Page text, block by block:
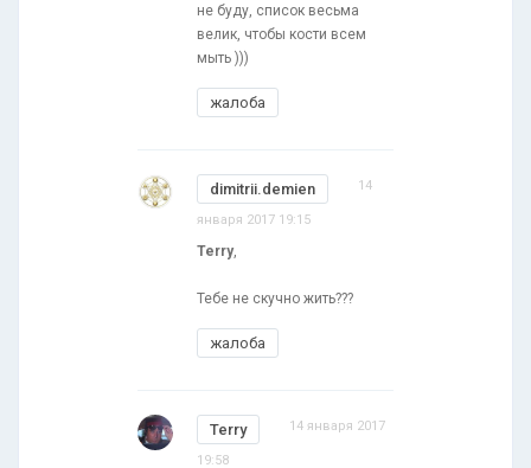
не буду, список весьма
велик, чтобы кости всем
мыть )))
жалоба
dimitrii.demien 14
января 2017 19:15
Terry,
Тебе не скучно жить???
жалоба
Terry 14 января 2017
19:58